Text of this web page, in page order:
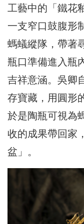
工藝中的「鐵花
一支窄口鼓腹形
螞蟻縱隊，帶著
瓶口準備進入瓶
吉祥意涵。吳卿
存寶藏，用圓形
於是陶瓶可視為
收的成果帶回家
盆」。